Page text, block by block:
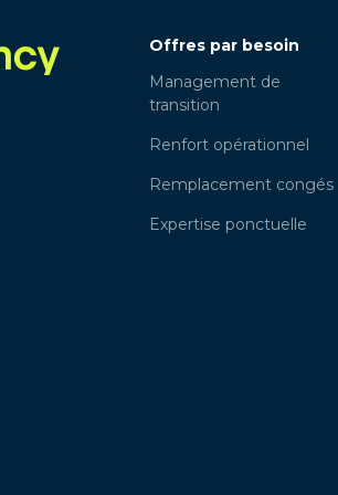
Offres par besoin
Management de
transition
Renfort opérationnel
Remplacement congés
Expertise ponctuelle